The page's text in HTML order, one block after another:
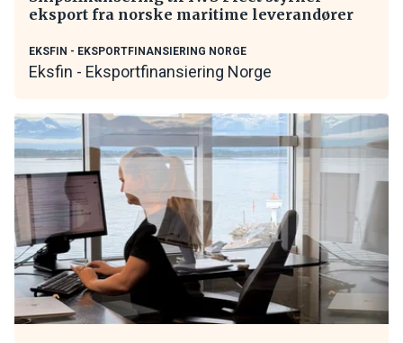
eksport fra norske maritime leverandører
EKSFIN - EKSPORTFINANSIERING NORGE
Eksfin - Eksportfinansiering Norge